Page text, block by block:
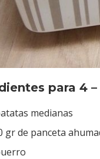
para 4
medianas
gr de panceta